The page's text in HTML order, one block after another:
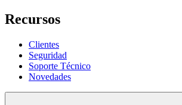
Recursos
Clientes
Seguridad
Soporte Técnico
Novedades